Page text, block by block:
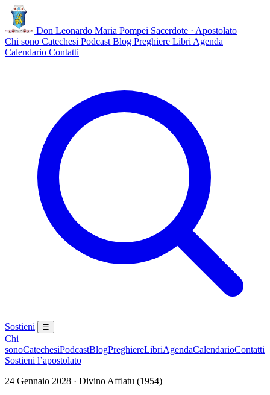
Don Leonardo Maria Pompei Sacerdote · Apostolato
Chi sono Catechesi Podcast Blog Preghiere Libri Agenda
Calendario Contatti
Sostieni ☰
Chi
sonoCatechesiPodcastBlogPreghiereLibriAgendaCalendarioContatti
Sostieni l’apostolato
24 Gennaio 2028 · Divino Afflatu (1954)